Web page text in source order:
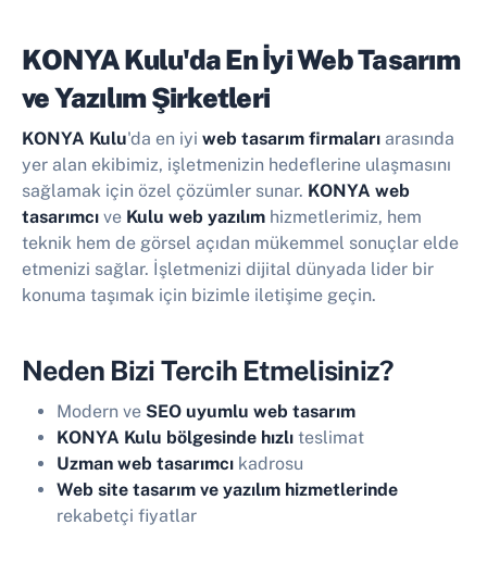
KONYA Kulu'da En İyiWeb Tasarım
ve Yazılım Şirketleri
KONYA Kulu'da en iyi web tasarım firmaları arasında
yer alan ekibimiz, işletmenizin hedeflerine ulaşmasını
sağlamak için özel çözümler sunar. KONYA web
tasarımcı ve Kulu web yazılım hizmetlerimiz, hem
teknik hem de görsel açıdan mükemmel sonuçlar elde
etmenizi sağlar. İşletmenizi dijital dünyada lider bir
konuma taşımak için bizimle iletişime geçin.
Neden Bizi Tercih Etmelisiniz?
Modern ve SEO uyumlu web tasarım
KONYA Kulu bölgesinde hızlı teslimat
Uzman web tasarımcı kadrosu
Web site tasarım ve yazılım hizmetlerinde
rekabetçi fiyatlar